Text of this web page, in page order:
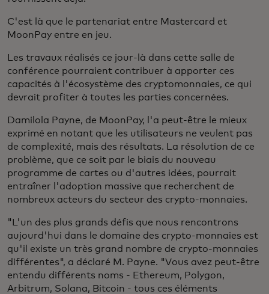
C'est là que le partenariat entre Mastercard et
MoonPay entre en jeu.
Les travaux réalisés ce jour-là dans cette salle de
conférence pourraient contribuer à apporter ces
capacités à l'écosystème des cryptomonnaies, ce qui
devrait profiter à toutes les parties concernées.
Damilola Payne, de MoonPay, l'a peut-être le mieux
exprimé en notant que les utilisateurs ne veulent pas
de complexité, mais des résultats. La résolution de ce
problème, que ce soit par le biais du nouveau
programme de cartes ou d'autres idées, pourrait
entraîner l'adoption massive que recherchent de
nombreux acteurs du secteur des crypto-monnaies.
"L'un des plus grands défis que nous rencontrons
aujourd'hui dans le domaine des crypto-monnaies est
qu'il existe un très grand nombre de crypto-monnaies
différentes", a déclaré M. Payne. "Vous avez peut-être
entendu différents noms - Ethereum, Polygon,
Arbitrum, Solana, Bitcoin - tous ces éléments